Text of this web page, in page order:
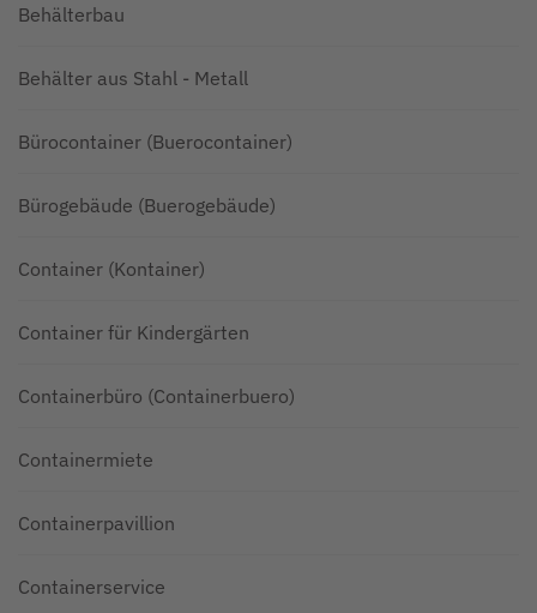
Behälterbau
Behälter aus Stahl - Metall
Bürocontainer (Buerocontainer)
Bürogebäude (Buerogebäude)
Container (Kontainer)
Container für Kindergärten
Containerbüro (Containerbuero)
Containermiete
Containerpavillion
Containerservice